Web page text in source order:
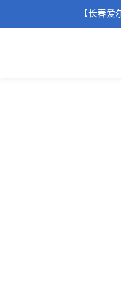
【长春爱